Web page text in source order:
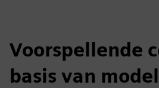
Voorspellende
basis van